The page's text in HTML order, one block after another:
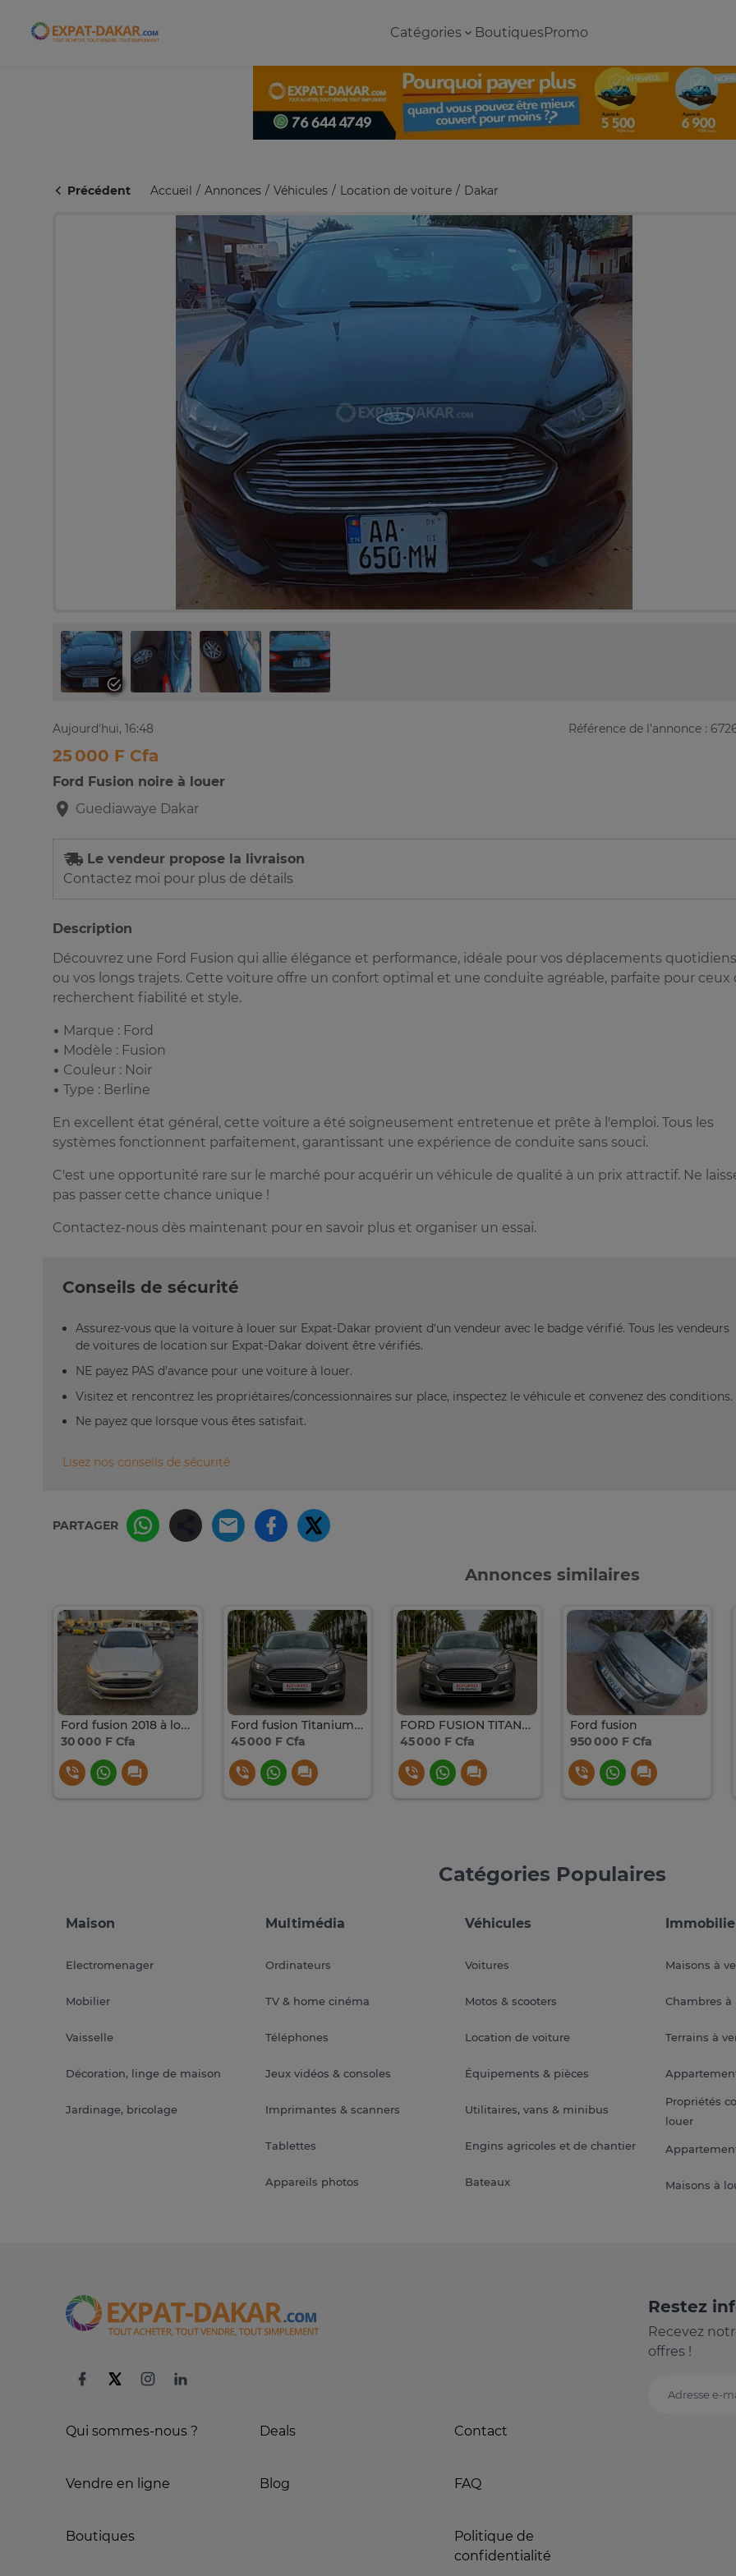
Expat-Dakar Catégories BoutiquesPromo
Précédent Accueil Annonces Véhicules Location de voiture Dakar
Aujourd'hui, 16:48 Référence de l'annonce :
25 000 F Cfa
Ford Fusion noire à louer
Guediawaye Dakar
Le vendeur propose la livraison
Contactez moi pour plus de détails
Description
Découvrez une Ford Fusion qui allie élégance et performance, idéale pour vos déplacements quotidiens
ou vos longs trajets. Cette voiture offre un confort optimal et une conduite agréable, parfaite pour ceux
recherchent fiabilité et style.
• Marque : Ford
• Modèle : Fusion
• Couleur : Noir
• Type : Berline
En excellent état général, cette voiture a été soigneusement entretenue et prête à l'emploi. Tous les
systèmes fonctionnent parfaitement, garantissant une expérience de conduite sans souci.
C'est une opportunité rare sur le marché pour acquérir un véhicule de qualité à un prix attractif. Ne
pas passer cette chance unique !
Contactez-nous dès maintenant pour en savoir plus et organiser un essai.
Conseils de sécurité
Assurez-vous que la voiture à louer sur Expat-Dakar provient d’un vendeur avec le badge vérifié. Tous les vendeurs
de voitures de location sur Expat-Dakar doivent être vérifiés.
NE payez PAS d'avance pour une voiture à louer.
Visitez et rencontrez les propriétaires/concessionnaires sur place, inspectez le véhicule et convenez des conditions.
Ne payez que lorsque vous êtes satisfait.
Lisez nos conseils de sécurité
PARTAGER
Annonces similaires
Ford fusion 2018 à louer
30 000 F Cfa
Ford fusion Titanium (USA) À LOUER À DAKAR
45 000 F Cfa
FORD FUSION TITANIUM (USA) À LOUER À DAKAR
45 000 F Cfa
Ford fusion
950 000 F Cfa
Catégories Populaires
Maison
Electromenager
Mobilier
Vaisselle
Décoration, linge de maison
Jardinage, bricolage
Multimédia
Ordinateurs
TV & home cinéma
Téléphones
Jeux vidéos & consoles
Imprimantes & scanners
Tablettes
Appareils photos
Véhicules
Voitures
Motos & scooters
Location de voiture
Équipements & pièces
Utilitaires, vans & minibus
Engins agricoles et de chantier
Bateaux
Maisons à
Chambres à
Terrains à
Propriétés
louer
Maisons à
Qui sommes-nous ?
Vendre en ligne
Boutiques
Deals
Blog
Contact
FAQ
Politique de
confidentialité
Restez
Recevez
offres !
Adresse e-